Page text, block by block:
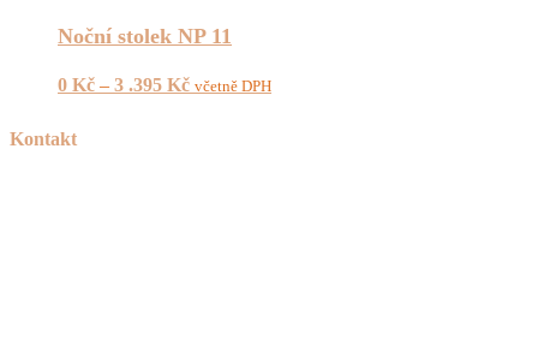
Noční stolek NP 11
0 Kč – 3 .395 Kč včetně DPH
Kontakt